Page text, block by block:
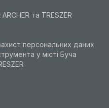
та TRESZER
персональних даних
у місті Буча